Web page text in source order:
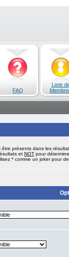
FAQ
Liste
être présents dans les
et NOT pour
* comme un joker pour